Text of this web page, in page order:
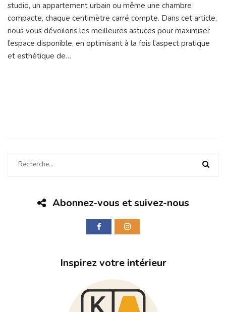
studio, un appartement urbain ou même une chambre
compacte, chaque centimètre carré compte. Dans cet article,
nous vous dévoilons les meilleures astuces pour maximiser
l’espace disponible, en optimisant à la fois l’aspect pratique
et esthétique de…
Abonnez-vous et suivez-nous
Inspirez votre intérieur